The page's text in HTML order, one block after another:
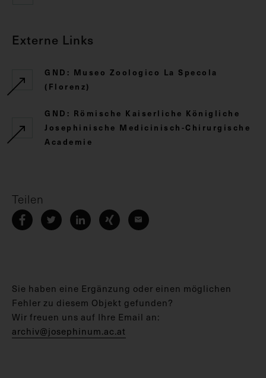
Externe Links
GND: Museo Zoologico La Specola
(Florenz)
GND: Römische Kaiserliche Königliche
Josephinische Medicinisch-Chirurgische
Academie
Teilen
Sie haben eine Ergänzung oder einen möglichen
Fehler zu diesem Objekt gefunden?
Wir freuen uns auf Ihre Email an:
archiv@josephinum.ac.at